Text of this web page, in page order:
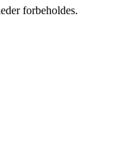
forbeholdes.